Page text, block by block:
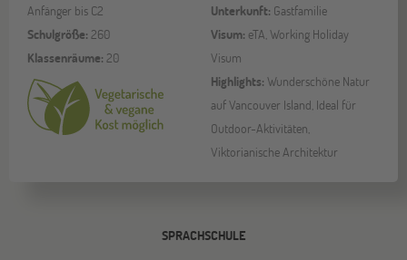
Anfänger bis C2
Schulgröße: 260
Klassenräume: 20
Unterkunft: Gastfamilie
Visum: eTA, Working Holiday
Visum
Highlights: Wunderschöne Natur
auf Vancouver Island, Ideal für
Outdoor-Aktivitäten,
Viktorianische Architektur
SPRACHSCHULE